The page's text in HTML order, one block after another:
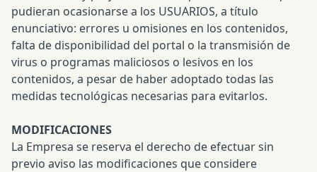
pudieran ocasionarse a los USUARIOS, a título
enunciativo: errores u omisiones en los contenidos,
falta de disponibilidad del portal o la transmisión de
virus o programas maliciosos o lesivos en los
contenidos, a pesar de haber adoptado todas las
medidas tecnológicas necesarias para evitarlos.
MODIFICACIONES
La Empresa se reserva el derecho de efectuar sin
previo aviso las modificaciones que considere